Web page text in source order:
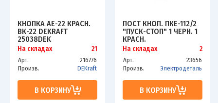
КНОПКА AE-22 КРАСН.
ВК-22 DEKRAFT
25038DEK
На складах 21
Арт.
216776
Произв.
DEKraft
В КОРЗИНУ
ПОСТ КНОП. ПКЕ-112/2
"ПУСК-СТОП" 1 ЧЕРН. 1
КРАСН.
ЭЛЕКТРОДЕТАЛЬ
ПКЕ-112/2.1Ч.1К
На складах 2
Арт.
23656
Произв.
Электродеталь
В КОРЗИНУ